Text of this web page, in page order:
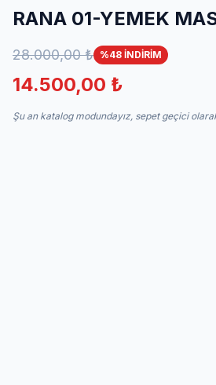
RANA 01-YEMEK
28.000,00 ₺ %48 İNDİRİM
14.500,00 ₺
Şu an katalog modundayız, sepet geçici